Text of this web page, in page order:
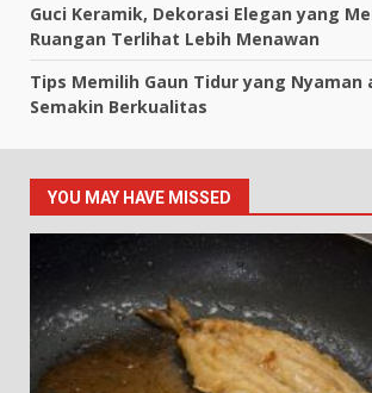
Guci Keramik, Dekorasi Elegan yang
Ruangan Terlihat Lebih Menawan
Tips Memilih Gaun Tidur yang
Semakin Berkualitas
YOU MAY HAVE MISSED